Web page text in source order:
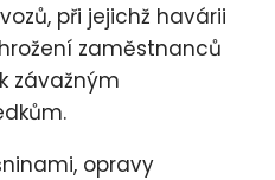
při jejichž havárii
zaměstnanců
závažným
opravy